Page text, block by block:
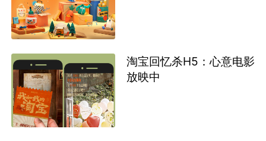
淘宝回忆杀H5：心意电影
放映中